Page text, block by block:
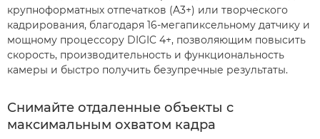
крупноформатных отпечатков (A3+) или творческого
кадрирования, благодаря 16-мегапиксельному датчику и
мощному процессору DIGIC 4+, позволяющим повысить
скорость, производительность и функциональность
камеры и быстро получить безупречные результаты.
Снимайте отдаленные объекты с
максимальным охватом кадра